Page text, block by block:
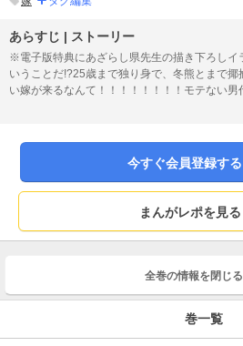
あらすじ | ストーリー
※電子版特典にあざらし県先生の描き下ろしイ
いうことだ!?25歳まで独り身で、冬熊とまで
い嫁が来るなんて！！！！！！！！モテない
子サリュに突然舞い込んだのは隣国で婚約破
ュは、はたして半年後に行われる結婚式まで可
のか!?心の声デカめな第三王子と謎めいた令嬢
今すぐ会員登録す
まんがレポを見る
全巻の情報を 閉じる
巻一覧